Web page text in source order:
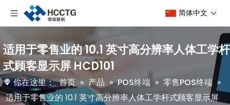
简体中文
适用于零售业的 10.1 英寸高分辨率人体工学杆
式顾客显示屏 HCD101
你在这里： 首页 » 产品 » POS终端 » 零售POS终端 »
适用于零售业的 10.1 英寸高分辨率人体工学杆式顾客显示屏